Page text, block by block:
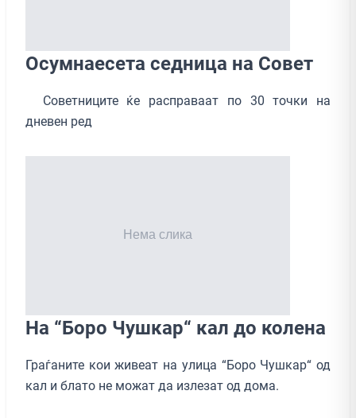
Осумнаесета седница на Совет
Советниците ќе расправаат по 30 точки на
дневен ред
На “Боро Чушкар“ кал до колена
Граѓаните кои живеат на улица “Боро Чушкар“ од
кал и блато не можат да излезат од дома.